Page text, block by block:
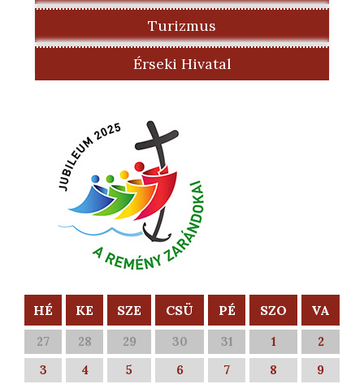
Turizmus
Érseki Hivatal
HÉ KE SZE CSÜ PÉ SZO VA
27 28 29 30 31 1
2
3
4 5 6 7 8
9